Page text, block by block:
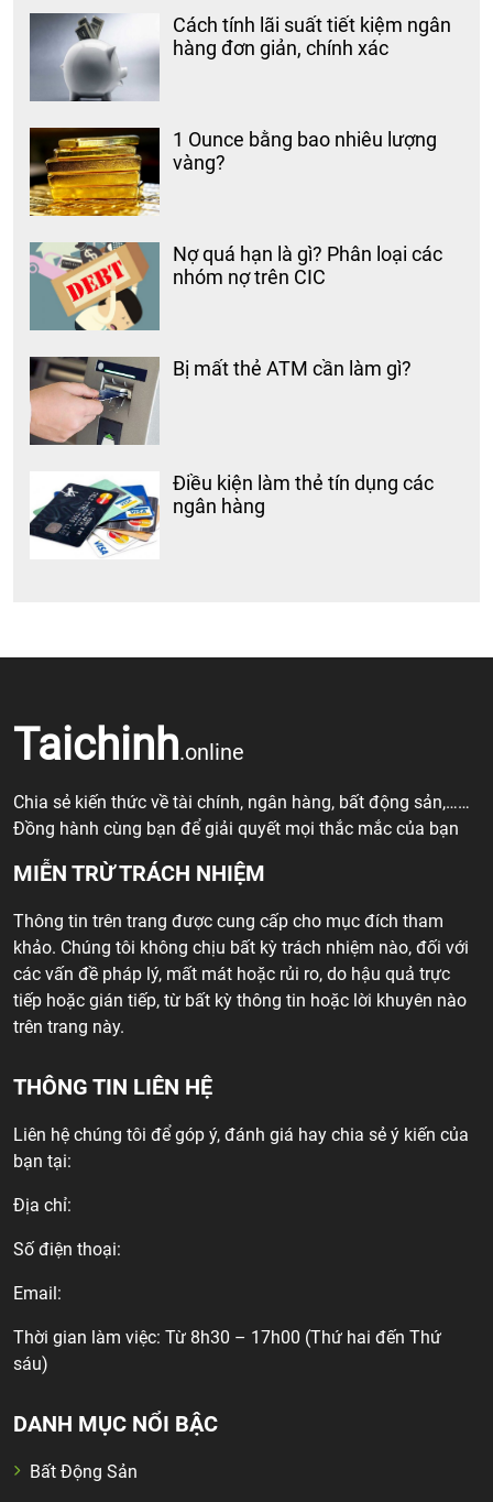
Cách tính lãi suất tiết kiệm ngân
hàng đơn giản, chính xác
1 Ounce bằng bao nhiêu lượng
vàng?
Nợ quá hạn là gì? Phân loại các
nhóm nợ trên CIC
Bị mất thẻ ATM cần làm gì?
Điều kiện làm thẻ tín dụng các
ngân hàng
Taichinh.online
Chia sẻ kiến thức về tài chính, ngân hàng, bất động sản,……
Đồng hành cùng bạn để giải quyết mọi thắc mắc của bạn
MIỄN TRỪ TRÁCH NHIỆM
Thông tin trên trang được cung cấp cho mục đích tham
khảo. Chúng tôi không chịu bất kỳ trách nhiệm nào, đối với
các vấn đề pháp lý, mất mát hoặc rủi ro, do hậu quả trực
tiếp hoặc gián tiếp, từ bất kỳ thông tin hoặc lời khuyên nào
trên trang này.
THÔNG TIN LIÊN HỆ
Liên hệ chúng tôi để góp ý, đánh giá hay chia sẻ ý kiến của
bạn tại:
Địa chỉ:
Số điện thoại:
Email:
Thời gian làm việc: Từ 8h30 – 17h00 (Thứ hai đến Thứ
sáu)
DANH MỤC NỔI BẬC
Bất Động Sản